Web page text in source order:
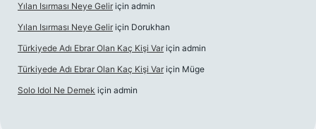
Yılan Isırması Neye Gelir için admin
Yılan Isırması Neye Gelir için Dorukhan
Türkiyede Adı Ebrar Olan Kaç Kişi Var için admin
Türkiyede Adı Ebrar Olan Kaç Kişi Var için Müge
Solo Idol Ne Demek için admin